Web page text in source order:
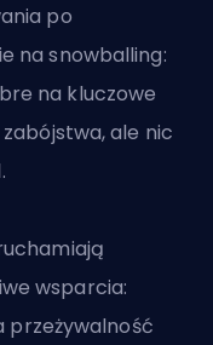
po
na snowballing:
na kluczowe
ale nic
wsparcia:
przeżywalność